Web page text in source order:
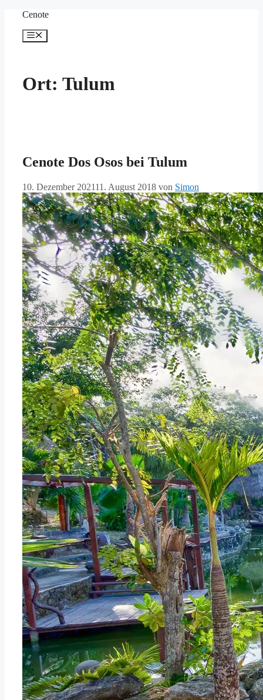
springen
Cenote
Menü
Ort: Tulum
Cenote Dos Osos bei Tulum
10. Dezember 202111. August 2018 von Simon